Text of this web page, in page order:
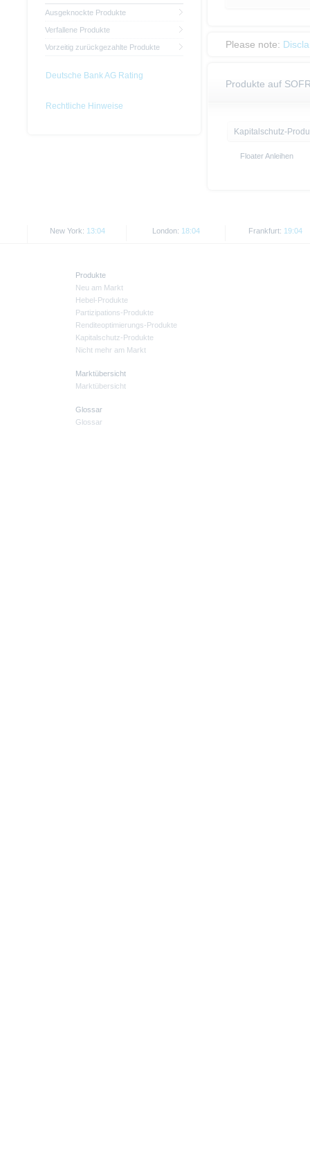
Please note:
Produkte auf
Kapitalschutz-
Floater Anleihen
Ausgeknockte Produkte
Verfallene Produkte
Vorzeitig zurückgezahlte Produkte
Deutsche Bank AG Rating
Rechtliche Hinweise
New York: 13:04 London: 18:04 Frankfurt: 19:04
Produkte
Neu am Markt
Hebel-Produkte
Partizipations-Produkte
Renditeoptimierungs-Produkte
Kapitalschutz-Produkte
Nicht mehr am Markt
Marktübersicht
Marktübersicht
Glossar
Glossar